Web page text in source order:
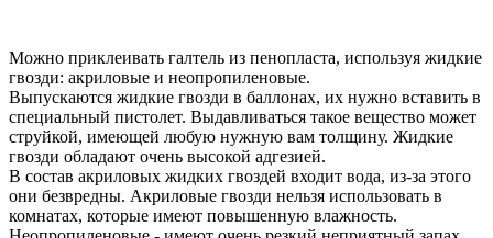
Можно приклеивать галтель из пенопласта, используя жидкие
гвозди: акриловые и неопропиленовые.
Выпускаются жидкие гвозди в баллонах, их нужно вставить в
специальный пистолет. Выдавливаться такое вещество может
струйкой, имеющей любую нужную вам толщину. Жидкие
гвозди обладают очень высокой адгезией.
В состав акриловых жидких гвоздей входит вода, из-за этого
они безвредны. Акриловые гвозди нельзя использовать в
комнатах, которые имеют повышенную влажность.